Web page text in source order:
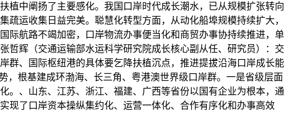
植中阐扬了主要感化。我国口岸时代成长潮水，已从规模扩张转向
运收集日益完美。聪慧化转型方面，从动化船埠规模持续扩大，
际航路不竭加密，口岸物流办事便当化和商贸办事协持续推进，单
哲辉（交通运输部水运科学研究院成长核心副从任、研究员）：交
群、国际枢纽港的具体要乞降扶植沉点，推进提拔沿海口岸成长能
，根基建成环渤海、长三角、粤港澳世界级口岸群。一是省级层面
。、山东、江苏、浙江、福建、广西等省份以国有企业为根本，通
现了口岸资本操纵集约化、运营一体化、合作有序化和办事高效